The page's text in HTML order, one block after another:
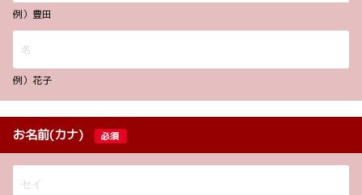
例）豊田
例）花子
お名前(カナ) 必須